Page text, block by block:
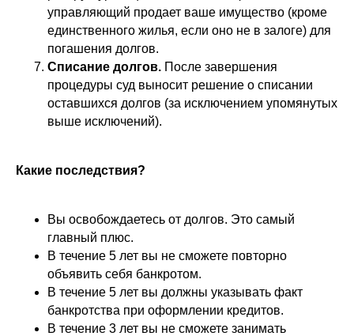
управляющий продает ваше имущество (кроме
единственного жилья, если оно не в залоге) для
погашения долгов.
Списание долгов. После завершения
процедуры суд выносит решение о списании
оставшихся долгов (за исключением упомянутых
выше исключений).
Какие последствия?
Вы освобождаетесь от долгов. Это самый
главный плюс.
В течение 5 лет вы не сможете повторно
объявить себя банкротом.
В течение 5 лет вы должны указывать факт
банкротства при оформлении кредитов.
В течение 3 лет вы не сможете занимать